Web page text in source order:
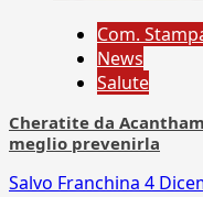
Com.
News
Salute
Cheratite da
meglio prevenirla
Salvo Franchina 4